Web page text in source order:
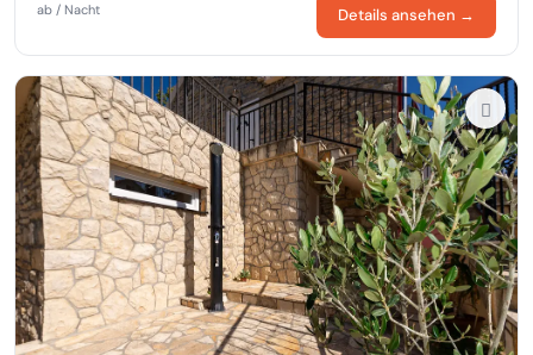
ab / Nacht Details ansehen →